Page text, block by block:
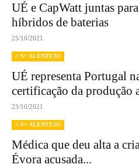
UÉ e CapWatt juntas
híbridos de baterias
25/10/2021
// S+ ALENTEJO
UÉ representa Portugal
certificação da produção
23/10/2021
// S+ ALENTEJO
Médica que deu alta a
Évora acusada...